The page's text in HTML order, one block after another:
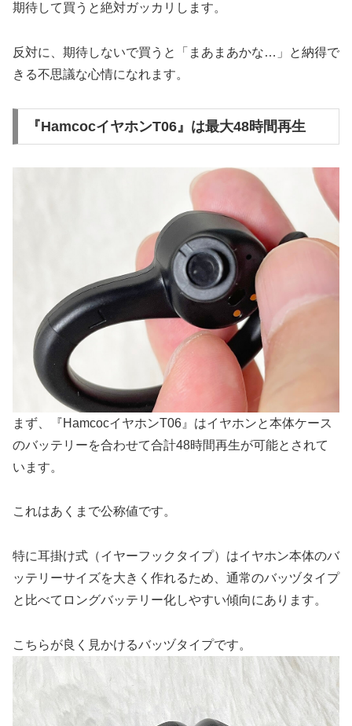
期待して買うと絶対ガッカリします。
反対に、期待しないで買うと「まあまあかな…」と納得で
きる不思議な心情になれます。
『HamcocイヤホンT06』は最大48時間再生
まず、『HamcocイヤホンT06』はイヤホンと本体ケース
のバッテリーを合わせて合計48時間再生が可能とされて
います。
これはあくまで公称値です。
特に耳掛け式（イヤーフックタイプ）はイヤホン本体のバ
ッテリーサイズを大きく作れるため、通常のバッヅタイプ
と比べてロングバッテリー化しやすい傾向にあります。
こちらが良く見かけるバッヅタイプです。